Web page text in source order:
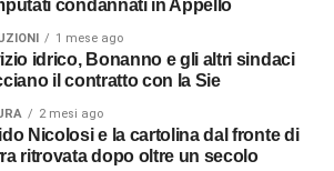
condannati in Appello
1 mese ago
idrico, Bonanno e gli altri sindaci
il contratto con la Sie
2 mesi ago
Nicolosi e la cartolina dal fronte di
ritrovata dopo oltre un secolo